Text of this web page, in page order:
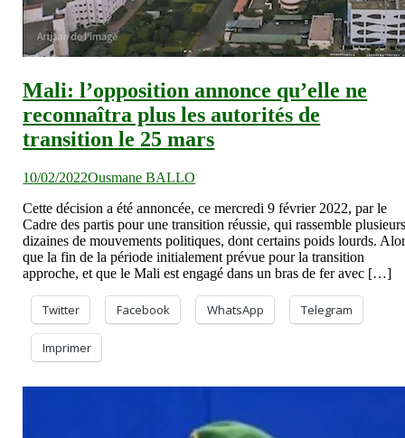
Mali: l’opposition annonce qu’elle ne
reconnaîtra plus les autorités de
transition le 25 mars
10/02/2022Ousmane BALLO
Cette décision a été annoncée, ce mercredi 9 février 2022, par le
Cadre des partis pour une transition réussie, qui rassemble
dizaines de mouvements politiques, dont certains poids lourds.
que la fin de la période initialement prévue pour la transition
approche, et que le Mali est engagé dans un bras de fer avec […]
Twitter Facebook WhatsApp Telegram
Imprimer